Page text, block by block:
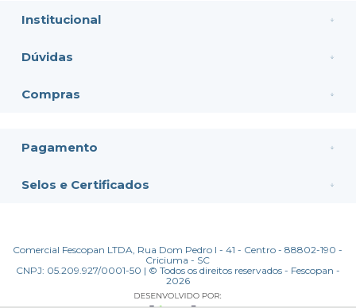
Institucional
Dúvidas
Compras
Pagamento
Selos e Certificados
Comercial Fescopan LTDA, Rua Dom Pedro I - 41 - Centro - 88802-190 -
Criciuma - SC
CNPJ: 05.209.927/0001-50 | © Todos os direitos reservados - Fescopan -
2026